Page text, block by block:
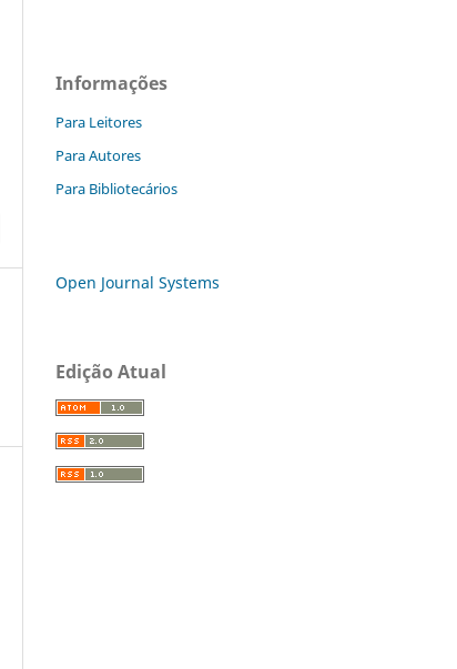
Informações
Para Leitores
Para Autores
Para Bibliotecários
Open Journal Systems
Edição Atual